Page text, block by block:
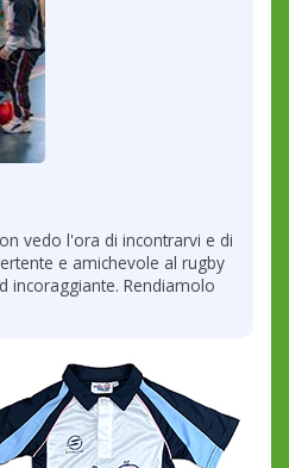
vedo l'ora di incontrarvi e di
e amichevole al rugby
incoraggiante. Rendiamolo